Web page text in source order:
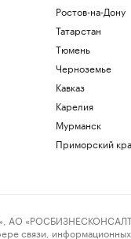
Ростов-на-Дону
Татарстан
Тюмень
Черноземье
Кавказ
Карелия
Мурманск
Приморский
связи,